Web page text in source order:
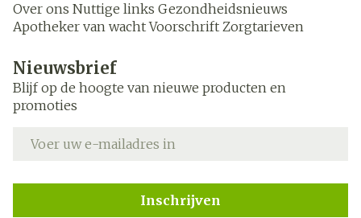
Over ons Nuttige links Gezondheidsnieuws
Apotheker van wacht Voorschrift Zorgtarieven
Nieuwsbrief
Blijf op de hoogte van nieuwe producten en
promoties
Inschrijven